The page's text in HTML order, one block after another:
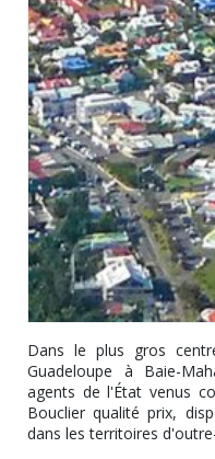
Dans le plus gros
Guadeloupe à Baie-
agents de l'État venus
Bouclier qualité prix,
dans les territoires